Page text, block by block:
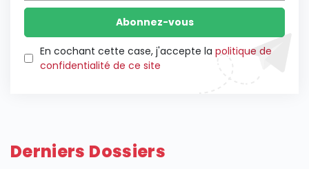
En cochant cette case, j'accepte la politique de
confidentialité de ce site
Derniers Dossiers